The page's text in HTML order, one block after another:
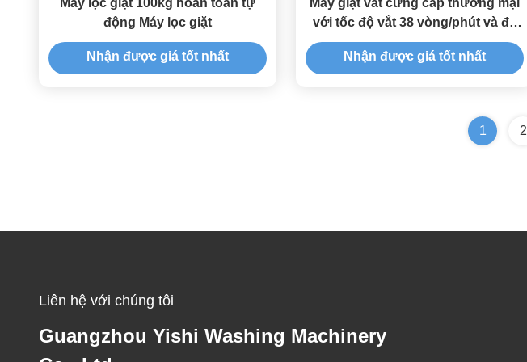
Máy lọc giặt 100kg hoàn toàn tự
động Máy lọc giặt
Nhận được giá tốt nhất
Máy giặt vắt cứng cấp thương mại
với tốc độ vắt 38 vòng/phút và độ
ồn thấp 60dB
Nhận được giá tốt nhất
1 2
Liên hệ với chúng tôi
Guangzhou Yishi Washing Machinery